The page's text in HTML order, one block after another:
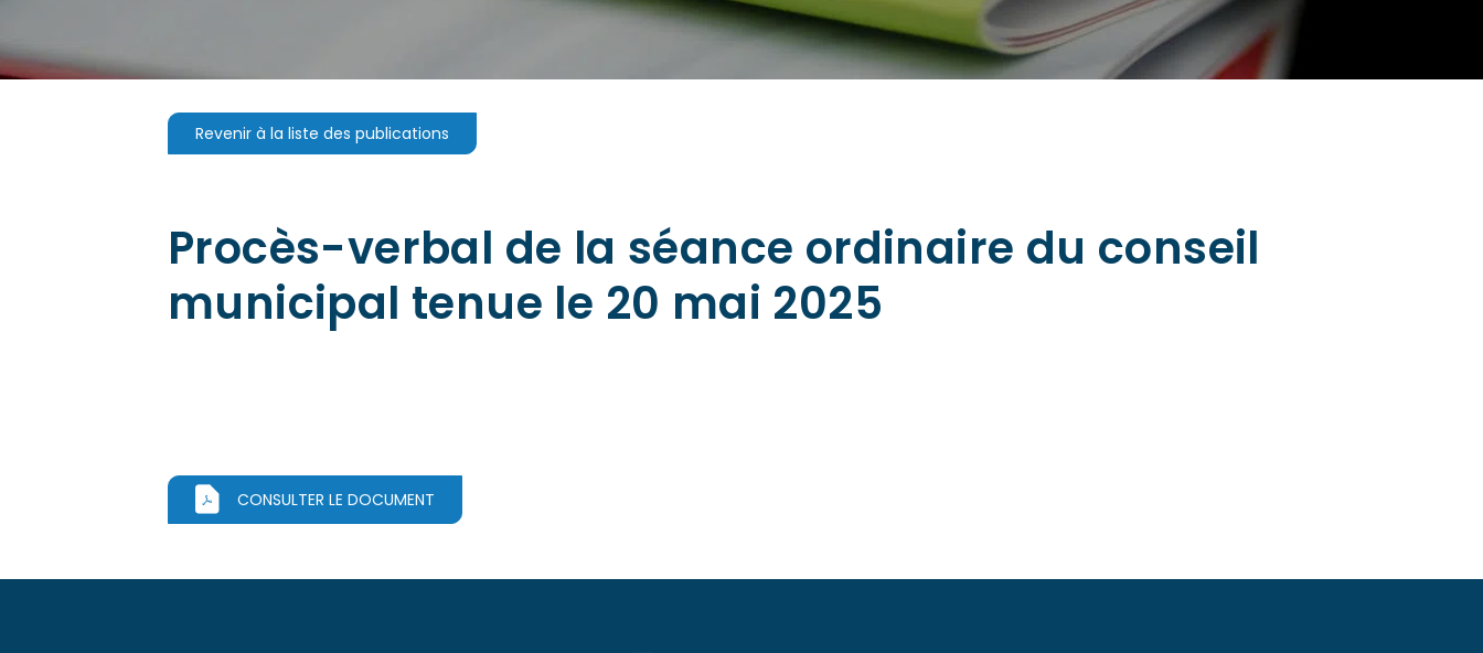
Revenir à la liste des publications
Procès-verbal de la séance ordinaire du conseil
municipal tenue le 20 mai 2025
CONSULTER LE DOCUMENT